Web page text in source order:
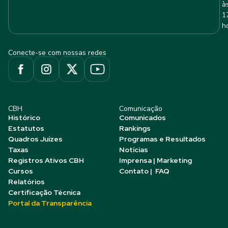
Conecte-se com nossas redes
CBH
Histórico
Estatutos
Quadros Juízes
Taxas
Registros Ativos CBH
Cursos
Relatórios
Certificação Técnica
Portal da Transparência
Comunicação
Comunicados
Rankings
Programas e Resultados
Notícias
Imprensa | Marketing
Contato | FAQ